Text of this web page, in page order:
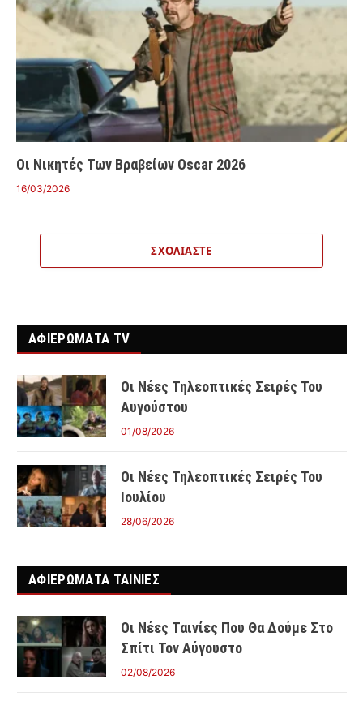
Οι Νικητές Των Βραβείων Oscar 2026
16/03/2026
ΣΧΟΛΙΆΣΤΕ
ΑΦΙΕΡΩΜΑΤΑ TV
Οι Νέες Τηλεοπτικές Σειρές Του
Αυγούστου
01/08/2026
Οι Νέες Τηλεοπτικές Σειρές Του
Ιουλίου
28/06/2026
ΑΦΙΕΡΩΜΑΤΑ ΤΑΙΝΊΕΣ
Οι Νέες Ταινίες Που Θα Δούμε Στο
Σπίτι Τον Αύγουστο
02/08/2026